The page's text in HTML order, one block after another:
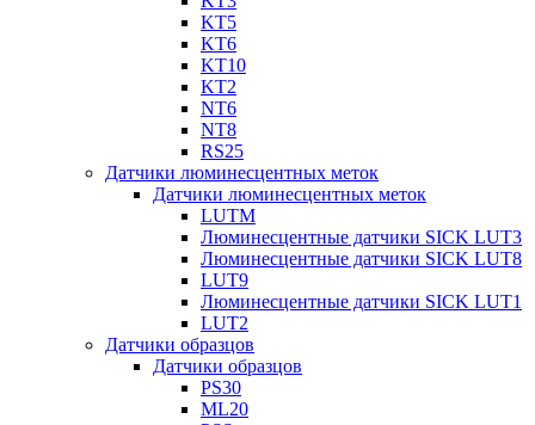
KT5
KT6
KT10
KT2
NT6
NT8
RS25
Датчики люминесцентных меток
Датчики люминесцентных меток
LUTM
Люминесцентные датчики SICK LUT3
Люминесцентные датчики SICK LUT8
LUT9
Люминесцентные датчики SICK LUT1
LUT2
Датчики образцов
Датчики образцов
PS30
ML20